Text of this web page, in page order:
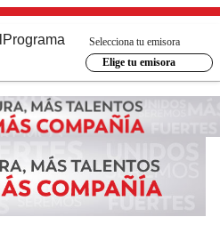
Programa
Selecciona tu emisora
Elige tu emisora